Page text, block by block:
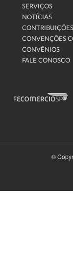
SERVIÇOS
NOTÍCIAS
CONTRIBUIÇÕES
CONVENÇÕES
CONVÊNIOS
FALE CONOSCO
©